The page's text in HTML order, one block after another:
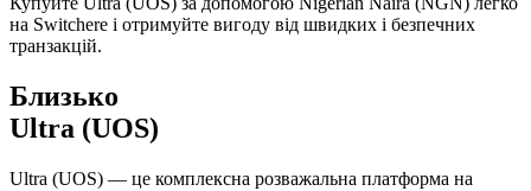
на Switchere і отримуйте вигоду від швидких і безпечних
транзакцій.
Близько
Ultra (UOS)
Ultra (UOS) — це комплексна розважальна платформа на